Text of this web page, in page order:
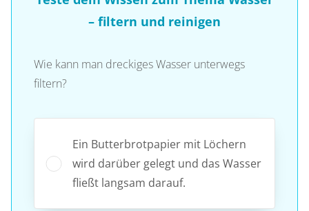
– filtern und reinigen
Wie kann man dreckiges Wasser unterwegs
filtern?
Ein Butterbrotpapier mit Löchern
wird darüber gelegt und das Wasser
fließt langsam darauf.